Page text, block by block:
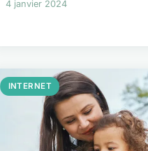
4 janvier 2024
INTERNET